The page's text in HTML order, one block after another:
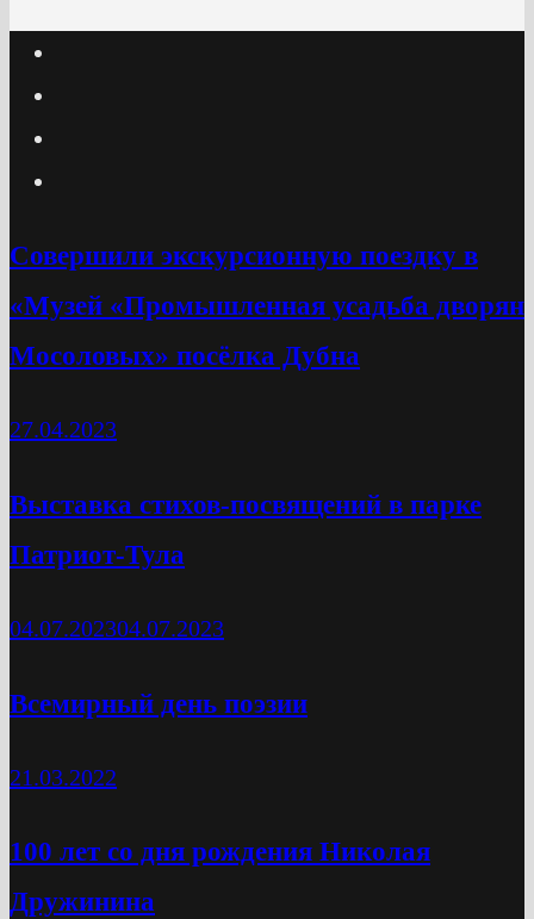
Cовершили экскурсионную поездку в
«Музей «Промышленная усадьба дворян
Мосоловых» посёлка Дубна
27.04.2023
Выставка стихов-посвящений в парке
Патриот-Тула
04.07.202304.07.2023
Всемирный день поэзии
21.03.2022
100 лет со дня рождения Николая
Дружинина